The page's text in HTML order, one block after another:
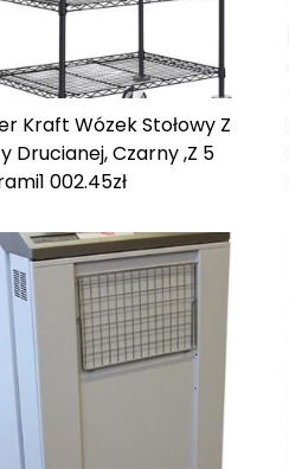
Kraft Wózek Stołowy Z
Drucianej, Czarny ,Z 5
1 002.45zł